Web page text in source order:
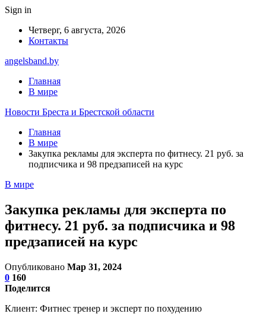
Sign in
Четверг, 6 августа, 2026
Контакты
angelsband.by
Главная
В мире
Новости Бреста и Брестской области
Главная
В мире
Закупка рекламы для эксперта по фитнесу. 21 руб. за
подписчика и 98 предзаписей на курс
В мире
Закупка рекламы для эксперта по
фитнесу. 21 руб. за подписчика и 98
предзаписей на курс
Опубликовано Мар 31, 2024
0 160
Поделится
Клиент: Фитнес тренер и эксперт по похудению